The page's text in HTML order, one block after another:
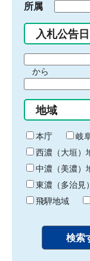
所属
入札公告日
間
始
り
から
間
終
わ
り
地域
本庁
岐
西濃（大垣）
中濃（美濃）
東濃（多治見
飛騨地域